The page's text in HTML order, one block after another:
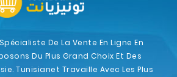
De La Vente En Ligne En
Du Plus Grand Choix Et Des
Tunisianet Travaille Avec Les Plus